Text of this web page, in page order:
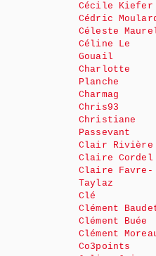
Cécile Kiefer
Cédric
Céleste
Céline Le
Gouail
Charlotte
Planche
Charmag
Chris93
Christiane
Passevant
Clair Rivière
Claire Cordel
Claire Favre-
Taylaz
Clé
Clément
Clément Buée
Clément
Co3points